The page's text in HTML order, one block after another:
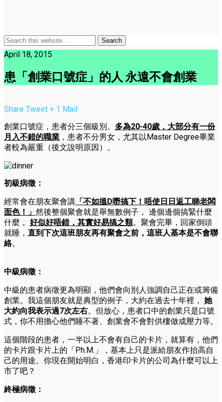
April 18, 2015
患「創業口號症」的人 永遠不會創業
Share Tweet + 1 Mail
創業口號症，患者分三個級別。 多為20-40歲，大部分有一份
月入不錯的職業 ，患者不分男女，尤其以Master Degree畢業
者較為嚴重（後文說明原因）。
初級病徵：
經常會在朋友聚會講 「不如搵D嘢搞下！唔使日日返工睇老闆
面色！」 然後整個聚會就是舉無數例子， 邊個邊個搞緊什麼
什麼， 好似好唔錯，其實好易搞之類。聚會完畢，回家倒頭
就睡， 直到下次這班朋友再有聚會之前，這班人基本是不會聯
絡。
中級病徵：
中級的患者病徵更為明顯，他們會向別人強調自己正在或籌備
創業。我這個朋友就是典型的例子，大約在過去十年裡， 她
大約向我表示過7次左右。但放心，患者口中的創業只是口號
式，你不用擔心他們睡不著、創業會不會對供樓做成壓力等。
這個階段的患者，一半以上不會有自己的卡片，就算有，他們
的卡片跟卡片上的「Ph.M.」，基本上只是派給朋友作抬高自
己的用途。你現在開始明白，香港印卡片的公司為什麼可以上
市了吧？
終極病徵：